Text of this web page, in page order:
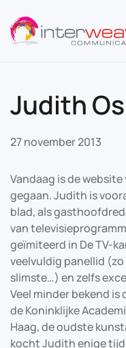
Overslaan en naar
Judith
27 november 2013
Vandaag is de
gegaan. Judith is
blad, als
van
geïmiteerd in De TV-
veelvuldig panellid
slimste…) en zelfs
Veel minder bekend
de Koninklijke
Haag, de oudste
kocht Judith enige tijd